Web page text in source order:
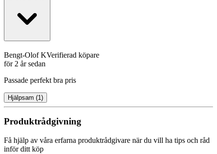
Bengt-Olof KVerifierad köpare
för 2 år sedan
Passade perfekt bra pris
Hjälpsam (1)
Produktrådgivning
Få hjälp av våra erfarna produktrådgivare när du vill ha tips och råd
inför ditt köp